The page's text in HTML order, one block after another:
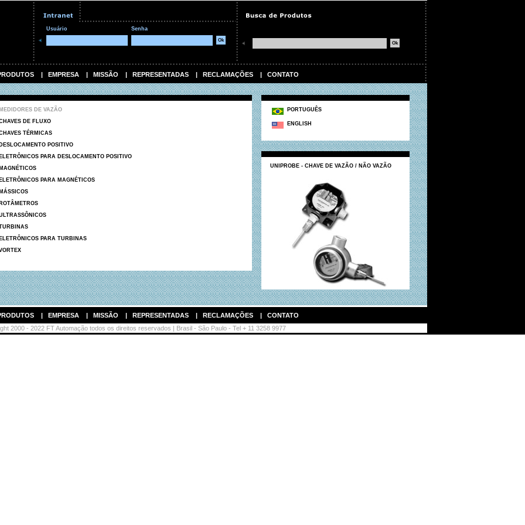
Usuário Senha
| EMPRESA | MISSÃO | REPRESENTADAS | RECLAMAÇÕES | CONTATO
MEDIDORES DE VAZÃO
DE FLUXO
TÉRMICAS
DESLOCAMENTO POSITIVO
ELETRÔNICOS PARA DESLOCAMENTO POSITIVO
MAGNÉTICOS
ELETRÔNICOS PARA MAGNÉTICOS
MÁSSICOS
ROTÂMETROS
ELETRÔNICOS PARA TURBINAS
PORTUGUÊS
ENGLISH
UNIPROBE - CHAVE DE VAZÃO / NÃO VAZÃO
| EMPRESA | MISSÃO | REPRESENTADAS | RECLAMAÇÕES | CONTATO
2000 - 2022 FT Automação todos os direitos reservados | Brasil - São Paulo - Tel + 11 3258 9977